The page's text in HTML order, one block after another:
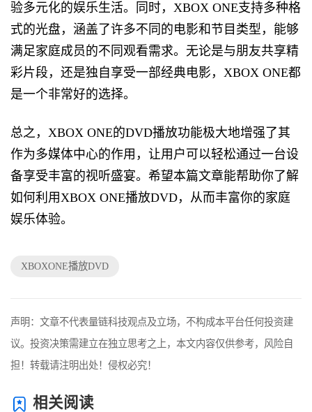
验多元化的娱乐生活。同时，XBOX ONE支持多种格
式的光盘，涵盖了许多不同的电影和节目类型，能够
满足家庭成员的不同观看需求。无论是与朋友共享精
彩片段，还是独自享受一部经典电影，XBOX ONE都
是一个非常好的选择。
总之，XBOX ONE的DVD播放功能极大地增强了其
作为多媒体中心的作用，让用户可以轻松通过一台设
备享受丰富的视听盛宴。希望本篇文章能帮助你了解
如何利用XBOX ONE播放DVD，从而丰富你的家庭
娱乐体验。
XBOXONE播放DVD
声明：文章不代表量链科技观点及立场，不构成本平台任何投资建
议。投资决策需建立在独立思考之上，本文内容仅供参考，风险自
担！转载请注明出处！侵权必究！
相关阅读